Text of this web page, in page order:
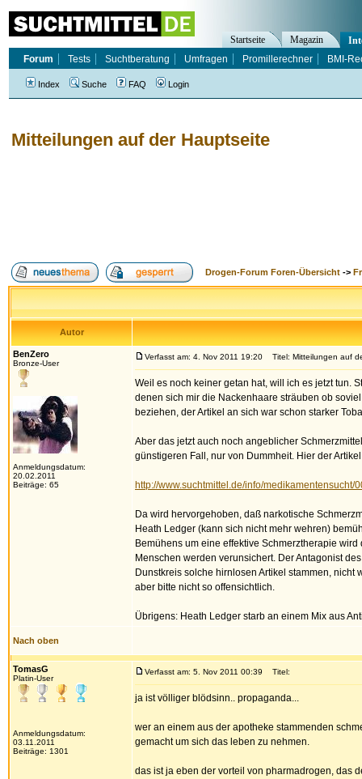
Mitteilungen auf der Hauptseite
Drogen-Forum Foren-Übersicht ->
Autor
BenZero
Bronze-User
Anmeldungsdatum:
20.02.2011
Beiträge: 65
Verfasst am: 4. Nov 2011 19:20 Titel: Mitteilungen auf
Weil es noch keiner getan hat, will ich es jetzt tun.
denen sich mir die Nackenhaare sträuben ob
beziehen, der Artikel an sich war schon starker
Aber das jetzt auch noch angeblicher
günstigeren Fall, nur von Dummheit. Hier der
http://www.suchtmittel.de/info/medikamentensucht/
Da wird hervorgehoben, daß narkotische
Heath Ledger (kann sich nicht mehr wehren)
Bemühens um eine effektive Schmerztherapie
Menschen werden verunsichert. Der Antagonist
Dunstkreis solche hirnlosen Artikel stammen,
aber bitte nicht so offensichtlich.
Übrigens: Heath Ledger starb an einem Mix aus
Nach oben
TomasG
Platin-User
Anmeldungsdatum:
03.11.2011
Beiträge: 1301
Verfasst am: 5. Nov 2011 00:39 Titel:
ja ist völliger blödsinn.. propaganda...
wer an einem aus der apotheke stammenden
gemacht um sich das leben zu nehmen.
das ist ja eben der vorteil von pharmadrogen, das
Startseite Magazin
Forum
Tests Suchtberatung Umfragen Promillerechner BMI-
Index Suche FAQ Login